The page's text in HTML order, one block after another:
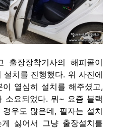
출장장착기사의 해피콜이
설치를 진행했다. 위 사진에
열심히 설치를 해주셨고,
소요되었다. 뭐~ 요즘 블랙
우도 많은데, 필자는 설치
싫어서 그냥 출장설치를